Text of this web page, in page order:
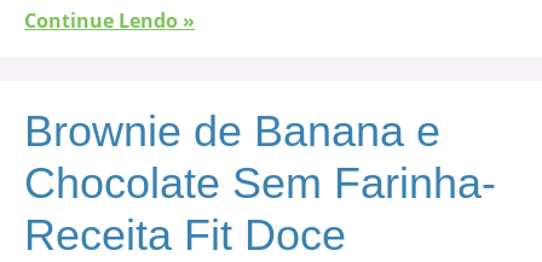
Continue Lendo »
Brownie de Banana e
Chocolate Sem Farinha-
Receita Fit Doce